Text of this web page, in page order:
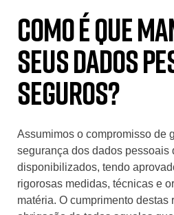
Como é que
seus dados
seguros?
Assumimos o compromisso de
segurança dos dados pessoais
disponibilizados, tendo
rigorosas medidas, técnicas e
matéria. O cumprimento destas